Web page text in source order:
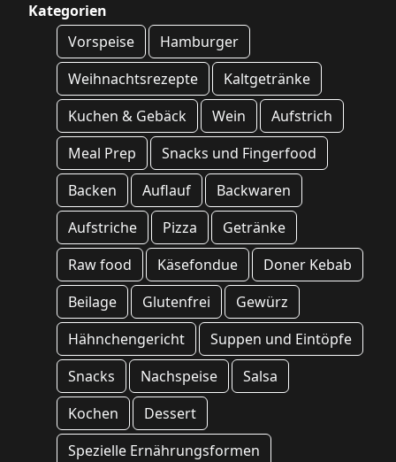
Kategorien
Vorspeise
Hamburger
Weihnachtsrezepte
Kaltgetränke
Kuchen & Gebäck
Wein
Aufstrich
Meal Prep
Snacks und Fingerfood
Backen
Auflauf
Backwaren
Aufstriche
Pizza
Getränke
Raw food
Käsefondue
Doner Kebab
Beilage
Glutenfrei
Gewürz
Hähnchengericht
Suppen und Eintöpfe
Snacks
Nachspeise
Salsa
Kochen
Dessert
Spezielle Ernährungsformen